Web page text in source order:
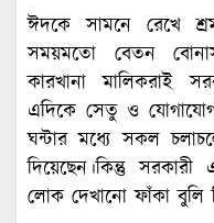
ঈদকে সামনে রেখে
সময়মতো বেতন
কারখানা মালিকরাই
এদিকে সেতু ও
ঘন্টার মধ্যে সকল
দিয়েছেন।কিন্তু
লোক দেখানো ফাঁকা বুলি